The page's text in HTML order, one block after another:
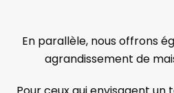
En parallèle, nous offrons
agrandissement de